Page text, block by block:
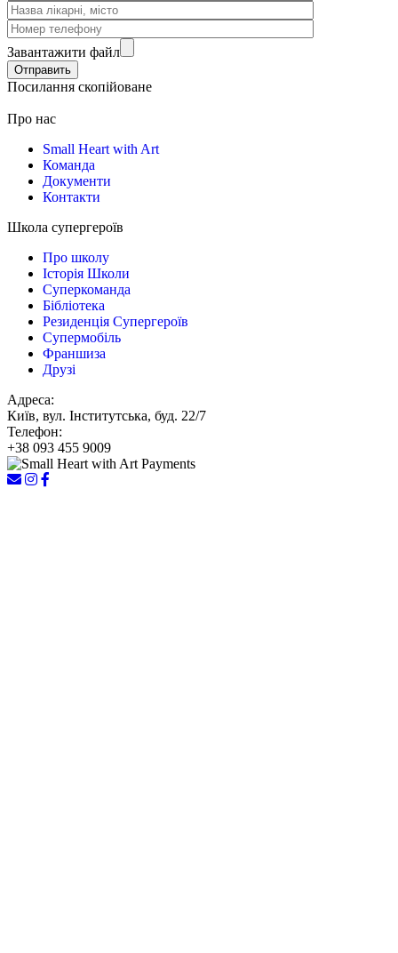
Завантажити файл
Посилання скопійоване
Про нас
Small Heart with Art
Команда
Документи
Контакти
Школа супергероїв
Про школу
Історія Школи
Суперкоманда
Бібліотека
Резиденція Супергероїв
Супермобіль
Франшиза
Друзі
Адреса:
Київ, вул. Інститутська, буд. 22/7
Телефон:
+38 093 455 9009